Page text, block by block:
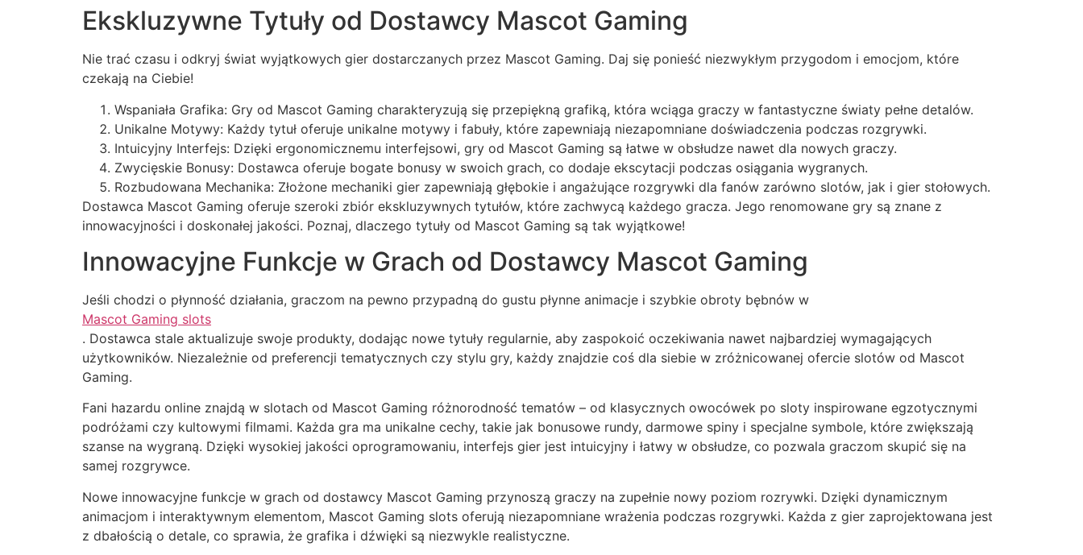
Ekskluzywne Tytuły od Dostawcy Mascot Gaming
Nie trać czasu i odkryj świat wyjątkowych gier dostarczanych przez Mascot Gaming. Daj się ponieść niezwykłym przygodom i emocjom, które
czekają na Ciebie!
Wspaniała Grafika: Gry od Mascot Gaming charakteryzują się przepiękną grafiką, która wciąga graczy w fantastyczne światy pełne detalów.
Unikalne Motywy: Każdy tytuł oferuje unikalne motywy i fabuły, które zapewniają niezapomniane doświadczenia podczas rozgrywki.
Intuicyjny Interfejs: Dzięki ergonomicznemu interfejsowi, gry od Mascot Gaming są łatwe w obsłudze nawet dla nowych graczy.
Zwycięskie Bonusy: Dostawca oferuje bogate bonusy w swoich grach, co dodaje ekscytacji podczas osiągania wygranych.
Rozbudowana Mechanika: Złożone mechaniki gier zapewniają głębokie i angażujące rozgrywki dla fanów zarówno slotów, jak i gier stołowych.
Dostawca Mascot Gaming oferuje szeroki zbiór ekskluzywnych tytułów, które zachwycą każdego gracza. Jego renomowane gry są znane z
innowacyjności i doskonałej jakości. Poznaj, dlaczego tytuły od Mascot Gaming są tak wyjątkowe!
Innowacyjne Funkcje w Grach od Dostawcy Mascot Gaming
Jeśli chodzi o płynność działania, graczom na pewno przypadną do gustu płynne animacje i szybkie obroty bębnów w
Mascot Gaming slots
. Dostawca stale aktualizuje swoje produkty, dodając nowe tytuły regularnie, aby zaspokoić oczekiwania nawet najbardziej wymagających
użytkowników. Niezależnie od preferencji tematycznych czy stylu gry, każdy znajdzie coś dla siebie w zróżnicowanej ofercie slotów od Mascot
Gaming.
Fani hazardu online znajdą w slotach od Mascot Gaming różnorodność tematów – od klasycznych owocówek po sloty inspirowane egzotycznymi
podróżami czy kultowymi filmami. Każda gra ma unikalne cechy, takie jak bonusowe rundy, darmowe spiny i specjalne symbole, które zwiększają
szanse na wygraną. Dzięki wysokiej jakości oprogramowaniu, interfejs gier jest intuicyjny i łatwy w obsłudze, co pozwala graczom skupić się na
samej rozgrywce.
Nowe innowacyjne funkcje w grach od dostawcy Mascot Gaming przynoszą graczy na zupełnie nowy poziom rozrywki. Dzięki dynamicznym
animacjom i interaktywnym elementom, Mascot Gaming slots oferują niezapomniane wrażenia podczas rozgrywki. Każda z gier zaprojektowana jest
z dbałością o detale, co sprawia, że grafika i dźwięki są niezwykle realistyczne.